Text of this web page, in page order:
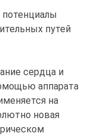
путей
сердца и
аппарата
на
новая